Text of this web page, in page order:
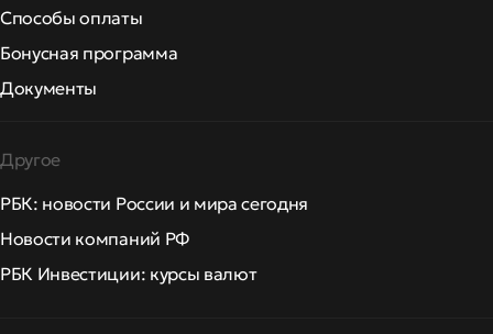
Способы оплаты
Бонусная программа
Документы
Другое
РБК: новости России и мира сегодня
Новости компаний РФ
РБК Инвестиции: курсы валют